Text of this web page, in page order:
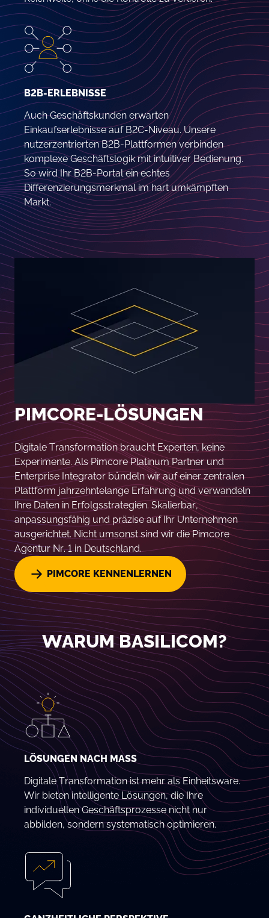
B2B-ERLEBNISSE
Auch Geschäftskunden erwarten
Einkaufserlebnisse auf B2C-Niveau. Unsere
nutzerzentrierten B2B-Plattformen verbinden
komplexe Geschäftslogik mit intuitiver Bedienung.
So wird Ihr B2B-Portal ein echtes
Differenzierungsmerkmal im hart umkämpften
Markt.
PIMCORE-LÖSUNGEN
Digitale Transformation braucht Experten, keine
Experimente. Als Pimcore Platinum Partner und
Enterprise Integrator bündeln wir auf einer zentralen
Plattform jahrzehntelange Erfahrung und verwandeln
Ihre Daten in Erfolgsstrategien. Skalierbar,
anpassungsfähig und präzise auf Ihr Unternehmen
ausgerichtet. Nicht umsonst sind wir die Pimcore
Agentur Nr. 1 in Deutschland.
PIMCORE KENNENLERNEN
WARUM BASILICOM?
LÖSUNGEN NACH MASS
Digitale Transformation ist mehr als Einheitsware.
Wir bieten intelligente Lösungen, die Ihre
individuellen Geschäftsprozesse nicht nur
abbilden, sondern systematisch optimieren.